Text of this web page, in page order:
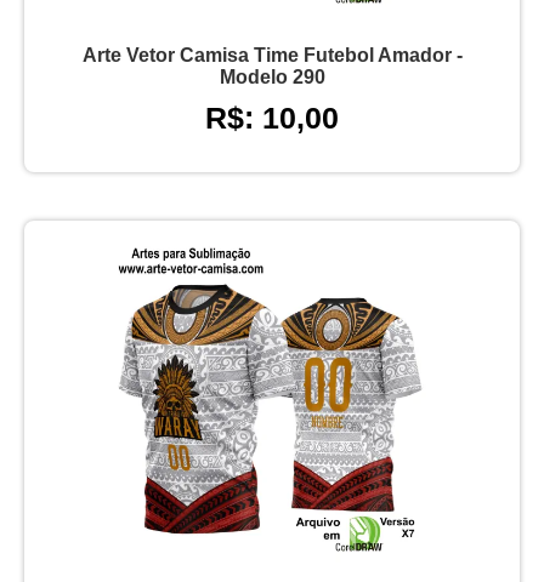
Arte Vetor Camisa Time Futebol Amador -
Modelo 290
R$: 10,00